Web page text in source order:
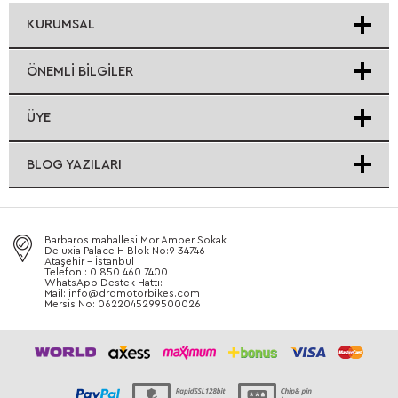
KURUMSAL
ÖNEMLI BILGILER
ÜYE
BLOG YAZILARI
Barbaros mahallesi Mor Amber Sokak
Deluxia Palace H Blok No:9 34746
Ataşehir - İstanbul
Telefon : 0 850 460 7400
WhatsApp Destek Hattı:
Mail: info@drdmotorbikes.com
Mersis No: 0622045299500026